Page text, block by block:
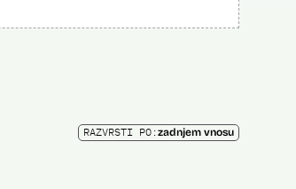
RAZVRSTI PO:zadnjem vnosu